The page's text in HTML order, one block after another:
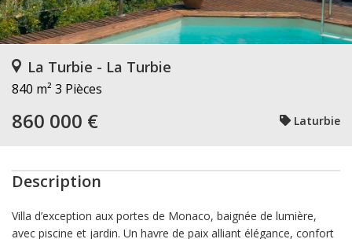
La Turbie - La Turbie
840 m² 3 Pièces
860 000 € Laturbie
Description
Villa d’exception aux portes de Monaco, baignée de lumière,
avec piscine et jardin. Un havre de paix alliant élégance, confort